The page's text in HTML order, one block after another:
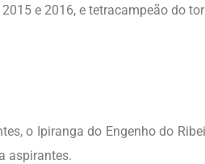
e 2016, e tetracampeão do
o Ipiranga do Engenho do
aspirantes.